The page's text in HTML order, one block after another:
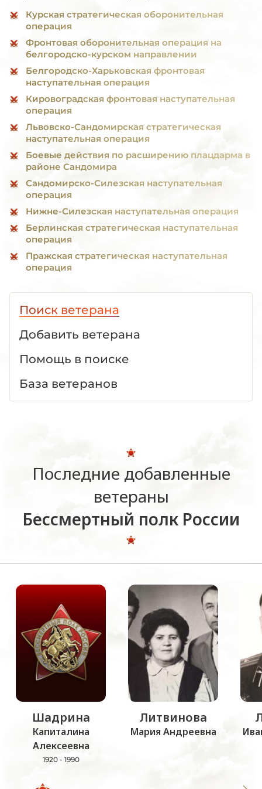
Курская стратегическая оборонительная
операция
Фронтовая оборонительная операция на
белгородско-курском направлении
Белгородско-Харьковская фронтовая
наступательная операция
Кировоградская фронтовая наступательная
операция
Львовско-Сандомирская стратегическая
наступательная операция
Боевые действия по расширению плацдарма в
районе Сандомира
Сандомирско-Силезская наступательная
операция
Нижне-Силезская наступательная операция
Берлинская стратегическая наступательная
операция
Пражская стратегическая наступательная
операция
Поиск ветерана
Добавить ветерана
Помощь в поиске
База ветеранов
Последние добавленные
ветераны
Бессмертный полк России
Шадрина
Капиталина
Алексеевна
1920 - 1990
Литвинова
Мария Андреевна